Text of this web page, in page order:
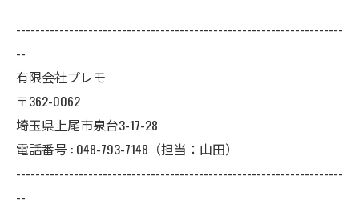
--------------------------------------------------------------------
--
有限会社プレモ
〒362-0062
埼玉県上尾市泉台3-17-28
電話番号 : 048-793-7148（担当：山田）
--------------------------------------------------------------------
--